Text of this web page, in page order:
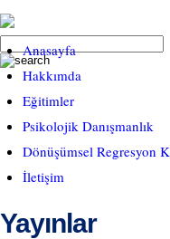
Anasayfa
Hakkımda
Eğitimler
Psikolojik Danışmanlık
Dönüşümsel Regresyon
İletişim
Yayınlar